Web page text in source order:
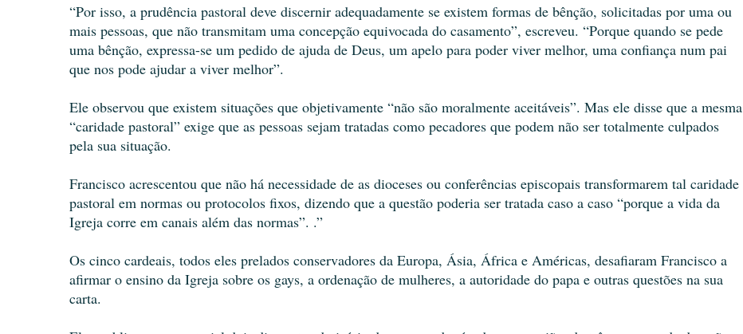
“Por isso, a prudência pastoral deve discernir adequadamente se existem formas de bênção, solicitadas por uma ou
mais pessoas, que não transmitam uma concepção equivocada do casamento”, escreveu. “Porque quando se pede
uma bênção, expressa-se um pedido de ajuda de Deus, um apelo para poder viver melhor, uma confiança num pai
que nos pode ajudar a viver melhor”.
Ele observou que existem situações que objetivamente “não são moralmente aceitáveis”. Mas ele disse que a mesma
“caridade pastoral” exige que as pessoas sejam tratadas como pecadores que podem não ser totalmente culpados
pela sua situação.
Francisco acrescentou que não há necessidade de as dioceses ou conferências episcopais transformarem tal caridade
pastoral em normas ou protocolos fixos, dizendo que a questão poderia ser tratada caso a caso “porque a vida da
Igreja corre em canais além das normas”. .”
Os cinco cardeais, todos eles prelados conservadores da Europa, Ásia, África e Américas, desafiaram Francisco a
afirmar o ensino da Igreja sobre os gays, a ordenação de mulheres, a autoridade do papa e outras questões na sua
carta.